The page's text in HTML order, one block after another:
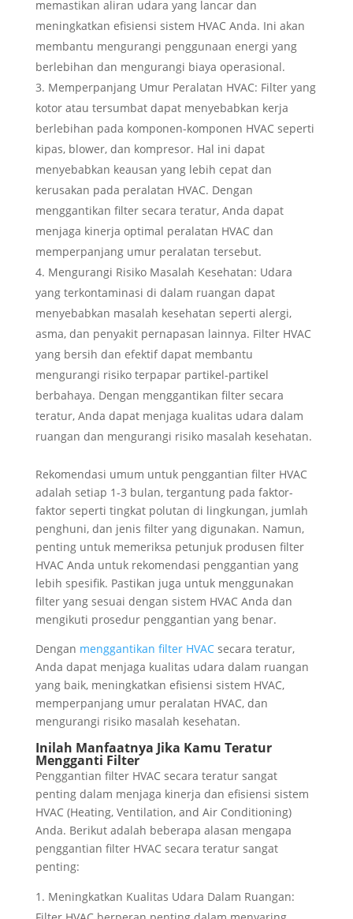
memastikan aliran udara yang lancar dan
meningkatkan efisiensi sistem HVAC Anda. Ini akan
membantu mengurangi penggunaan energi yang
berlebihan dan mengurangi biaya operasional.
Memperpanjang Umur Peralatan HVAC: Filter yang
kotor atau tersumbat dapat menyebabkan kerja
berlebihan pada komponen-komponen HVAC seperti
kipas, blower, dan kompresor. Hal ini dapat
menyebabkan keausan yang lebih cepat dan
kerusakan pada peralatan HVAC. Dengan
menggantikan filter secara teratur, Anda dapat
menjaga kinerja optimal peralatan HVAC dan
memperpanjang umur peralatan tersebut.
Mengurangi Risiko Masalah Kesehatan: Udara
yang terkontaminasi di dalam ruangan dapat
menyebabkan masalah kesehatan seperti alergi,
asma, dan penyakit pernapasan lainnya. Filter HVAC
yang bersih dan efektif dapat membantu
mengurangi risiko terpapar partikel-partikel
berbahaya. Dengan menggantikan filter secara
teratur, Anda dapat menjaga kualitas udara dalam
ruangan dan mengurangi risiko masalah kesehatan.
Rekomendasi umum untuk penggantian filter HVAC
adalah setiap 1-3 bulan, tergantung pada faktor-
faktor seperti tingkat polutan di lingkungan, jumlah
penghuni, dan jenis filter yang digunakan. Namun,
penting untuk memeriksa petunjuk produsen filter
HVAC Anda untuk rekomendasi penggantian yang
lebih spesifik. Pastikan juga untuk menggunakan
filter yang sesuai dengan sistem HVAC Anda dan
mengikuti prosedur penggantian yang benar.
Dengan menggantikan filter HVACsecara teratur,
Anda dapat menjaga kualitas udara dalam ruangan
yang baik, meningkatkan efisiensi sistem HVAC,
memperpanjang umur peralatan HVAC, dan
mengurangi risiko masalah kesehatan.
Inilah Manfaatnya Jika Kamu Teratur
Mengganti Filter
Penggantian filter HVAC secara teratur sangat
penting dalam menjaga kinerja dan efisiensi sistem
HVAC (Heating, Ventilation, and Air Conditioning)
Anda. Berikut adalah beberapa alasan mengapa
penggantian filter HVAC secara teratur sangat
penting:
Meningkatkan Kualitas Udara Dalam Ruangan: